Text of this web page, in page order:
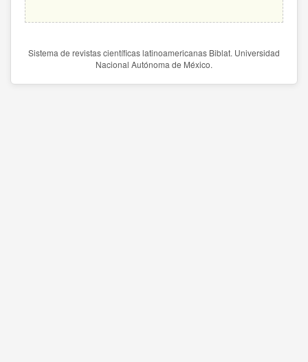
Sistema de revistas científicas latinoamericanas Biblat. Universidad
Nacional Autónoma de México.